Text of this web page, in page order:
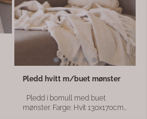
Pledd hvitt m/buet mønster
mønster. Farge: Hvit 130x170cm